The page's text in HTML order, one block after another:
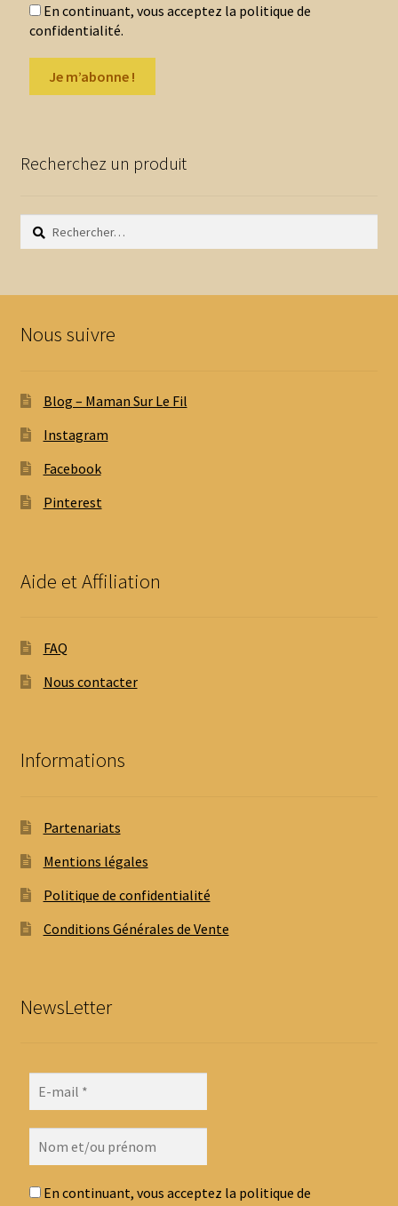
En continuant, vous acceptez la politique de
confidentialité.
Recherchez un produit
Rechercher :
Nous suivre
Blog – Maman Sur Le Fil
Instagram
Facebook
Pinterest
Aide et Affiliation
FAQ
Nous contacter
Informations
Partenariats
Mentions légales
Politique de confidentialité
Conditions Générales de Vente
NewsLetter
En continuant, vous acceptez la politique de